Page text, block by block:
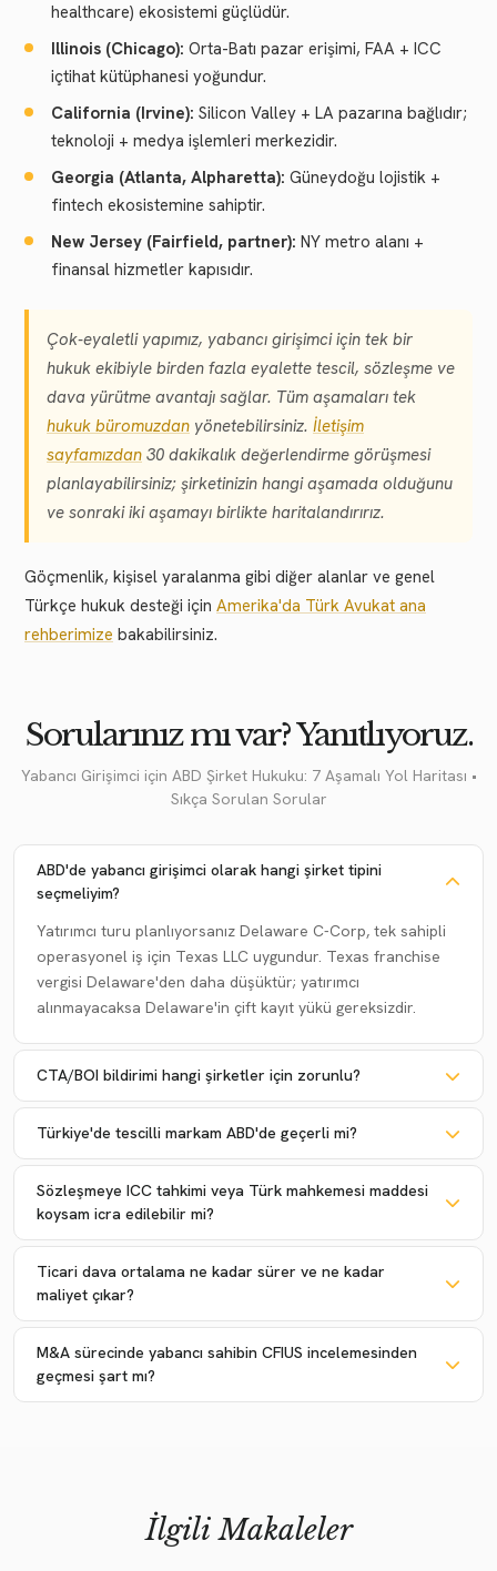
healthcare) ekosistemi güçlüdür.
Illinois (Chicago): Orta-Batı pazar erişimi, FAA + ICC
içtihat kütüphanesi yoğundur.
California (Irvine): Silicon Valley + LA pazarına bağlıdır;
teknoloji + medya işlemleri merkezidir.
Georgia (Atlanta, Alpharetta): Güneydoğu lojistik +
fintech ekosistemine sahiptir.
New Jersey (Fairfield, partner): NY metro alanı +
finansal hizmetler kapısıdır.
Çok-eyaletli yapımız, yabancı girişimci için tek bir
hukuk ekibiyle birden fazla eyalette tescil, sözleşme ve
dava yürütme avantajı sağlar. Tüm aşamaları tek
hukuk büromuzdan yönetebilirsiniz. İletişim
sayfamızdan 30 dakikalık değerlendirme görüşmesi
planlayabilirsiniz; şirketinizin hangi aşamada olduğunu
ve sonraki iki aşamayı birlikte haritalandırırız.
Göçmenlik, kişisel yaralanma gibi diğer alanlar ve genel
Türkçe hukuk desteği için Amerika'da Türk Avukat ana
rehberimize bakabilirsiniz.
Sorularınız mı var? Yanıtlıyoruz.
Yabancı Girişimci için ABD Şirket Hukuku: 7 Aşamalı Yol Haritası •
Sıkça Sorulan Sorular
ABD'de yabancı girişimci olarak hangi şirket tipini
seçmeliyim?
Yatırımcı turu planlıyorsanız Delaware C-Corp, tek sahipli
operasyonel iş için Texas LLC uygundur. Texas franchise
vergisi Delaware'den daha düşüktür; yatırımcı
alınmayacaksa Delaware'in çift kayıt yükü gereksizdir.
CTA/BOI bildirimi hangi şirketler için zorunlu?
Türkiye'de tescilli markam ABD'de geçerli mi?
Sözleşmeye ICC tahkimi veya Türk mahkemesi maddesi
koysam icra edilebilir mi?
Ticari dava ortalama ne kadar sürer ve ne kadar
maliyet çıkar?
M&A sürecinde yabancı sahibin CFIUS incelemesinden
geçmesi şart mı?
İlgili Makaleler